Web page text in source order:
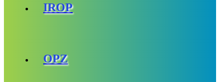
IROP
OPZ